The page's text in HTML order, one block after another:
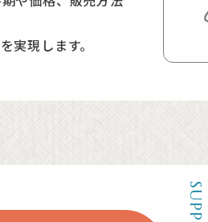
実現します。
市街化調整区域と
易度（リスクな
ヒアリングと調
とはいえ、実際に
空き家にしていた
ご依頼のように
内にあるもので
かなか見つからず
ご依頼者の声
想定期間内に買
ので地元の横浜ま
まずは、現地調
ない。近所の自
しお見掛けしたら
数週間経っても戻
て待っていると
進み約2ケ月ほど